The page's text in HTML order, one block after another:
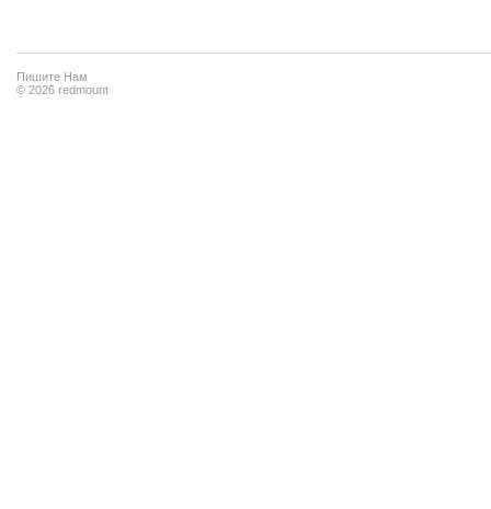
Пишите Нам
© 2026 redmount